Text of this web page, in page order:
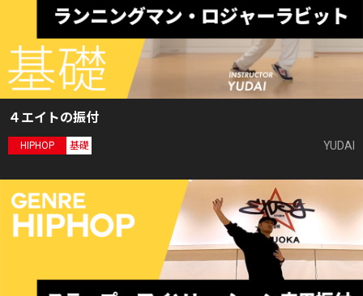
４エイトの振付
HIPHOP 基礎 YUDAI